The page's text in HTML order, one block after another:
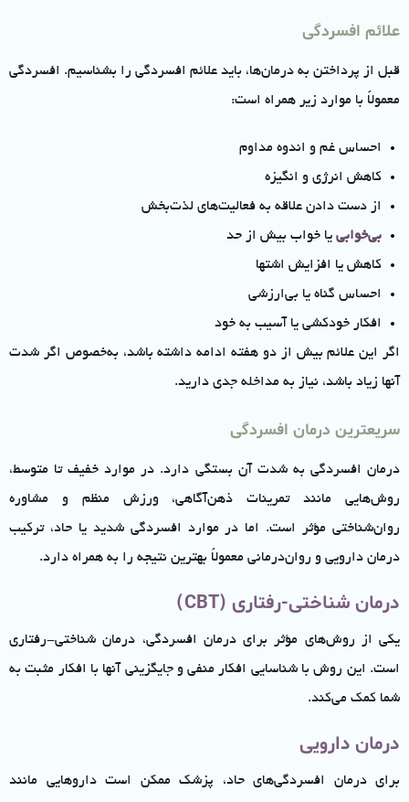
علائم افسردگی
قبل از پرداختن به درمان‌ها، باید علائم افسردگی را بشناسیم. افسردگی
معمولاً با موارد زیر همراه است:
احساس غم و اندوه مداوم
کاهش انرژی و انگیزه
از دست دادن علاقه به فعالیت‌های لذت‌بخش
بی‌خوابی یا خواب بیش از حد
کاهش یا افزایش اشتها
احساس گناه یا بی‌ارزشی
افکار خودکشی یا آسیب به خود
اگر این علائم بیش از دو هفته ادامه داشته باشد، به‌خصوص اگر شدت
آنها زیاد باشد، نیاز به مداخله جدی دارید.
سریعترین درمان افسردگی
درمان افسردگی به شدت آن بستگی دارد. در موارد خفیف تا متوسط،
روش‌هایی مانند تمرینات ذهن‌آگاهی، ورزش منظم و مشاوره
روان‌شناختی مؤثر است. اما در موارد افسردگی شدید یا حاد، ترکیب
درمان دارویی و روان‌درمانی معمولاً بهترین نتیجه را به همراه دارد.
درمان شناختی-رفتاری (CBT)
یکی از روش‌های مؤثر برای درمان افسردگی، درمان شناختی-رفتاری
است. این روش با شناسایی افکار منفی و جایگزینی آنها با افکار مثبت به
شما کمک می‌کند.
درمان دارویی
برای درمان افسردگی‌های حاد، پزشک ممکن است داروهایی مانند